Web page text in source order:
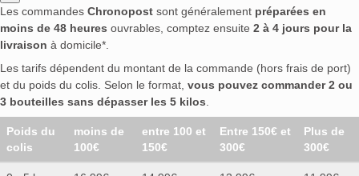
Les commandes Chronopost sont généralement préparées en
moins de 48 heures ouvrables, comptez ensuite 2 à 4 jours pour la
livraison à domicile*.
Les tarifs dépendent du montant de la commande (hors frais de port)
et du poids du colis. Selon le format, vous pouvez commander 2 ou
3 bouteilles sans dépasser les 5 kilos
Poids du
colis
moins de
100€
entre 100 et
150€
Entre 150€ et
300€
Plus de
300€